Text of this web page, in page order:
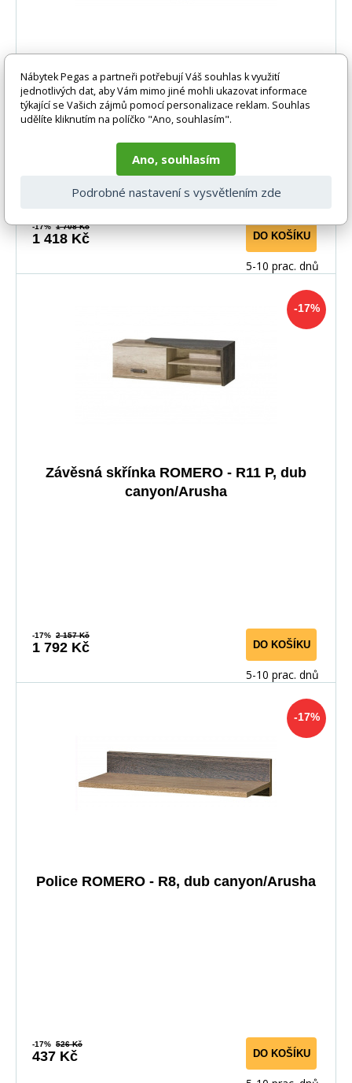
canyon/Arusha
-17%1 708 Kč
1 418 Kč DO KOŠÍKU
5-10 prac. dnů
-17%
Závěsná skřínka ROMERO - R11 P, dub
canyon/Arusha
-17% 2 157 Kč
1 792 Kč DO KOŠÍKU
5-10 prac. dnů
-17%
Police ROMERO - R8, dub canyon/Arusha
-17% 526 Kč
437 Kč DO KOŠÍKU
Nábytek Pegas a partneři potřebují Váš souhlas k využití
jednotlivých dat, aby Vám mimo jiné mohli ukazovat informace
týkající se Vašich zájmů pomocí personalizace reklam. Souhlas
udělíte kliknutím na políčko "Ano, souhlasím".
Ano, souhlasím
Podrobné nastavení s vysvětlením zde